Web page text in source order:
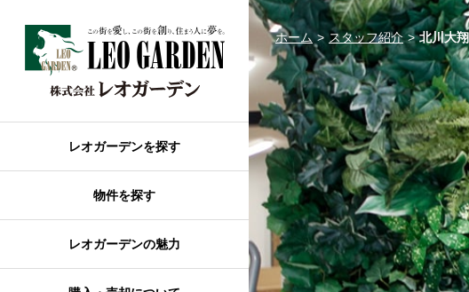
レオガーデンを探す
レオガーデンを探す
市川市のレオガーデン
船橋市のレオガーデン
成田市のレオガーデン
習志野市のレオガーデン
その他エリアのレオガーデン
レオガーデン新現場 造成工事のお知
レオガーデン西船橋 月城の杜Ⅱ〔第1
レオガーデン成田 双響の街
レオガーデン西船橋 武尊の杜
物件を探す
前回の履歴で探す
検討中の物件
船橋市エリアの物件情報
習志野市エリアの物件情報
成田市エリアの物件情報
市川市エリアの物件情報
新築戸建てを探す
中古戸建てを探す
土地を探す
レオガーデンの魅力
レオガーデンとは
レオガーデンの魅力
自由設計で建てる家
レオ・グローブ カリフォルニア
レオ・ラグジュアリー住宅
O-ROOM
モデルハウス
モデルハウスのセルフ見学 最強
エクステリア&ガーデン
レオガーデンオーナーズ倶楽部につい
購入について
賃貸or売買
不動産購入の流れ
住宅ローン相談
住宅ローンのポイント
売買物件リクエスト
売却について
使っていない・余っている
不動産はどうしたらいい？？
売却物件大募集
ホーム スタッフ紹介 北川大翔